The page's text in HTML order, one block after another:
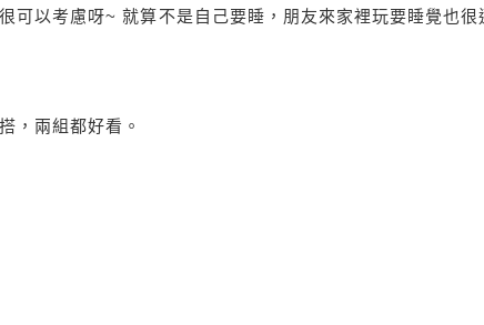
可以考慮呀~ 就算不是自己要睡，朋友來家裡玩要睡覺也很
，兩組都好看。